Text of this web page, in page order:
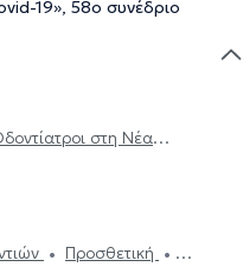
19», 58ο συνέδριο
στη Νέα
στο Περιστέρι
Προσθετική